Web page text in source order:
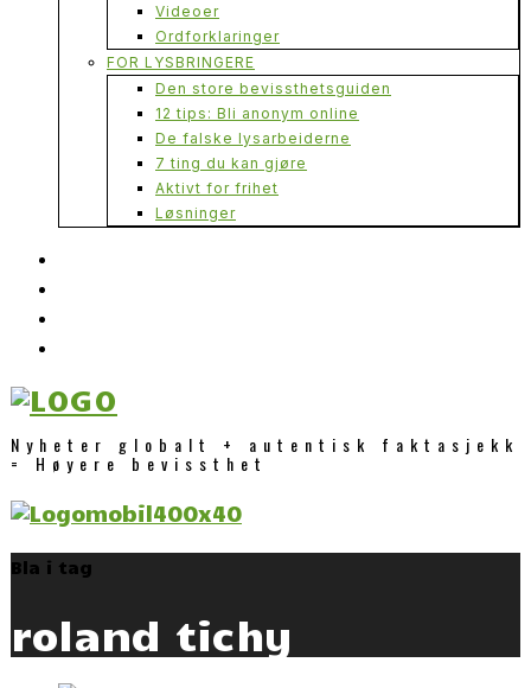
Videoer
Ordforklaringer
FOR LYSBRINGERE
Den store bevissthetsguiden
12 tips: Bli anonym online
De falske lysarbeiderne
7 ting du kan gjøre
Aktivt for frihet
Løsninger
Nyheter globalt + autentisk faktasjekk
= Høyere bevissthet
Bla i tag
roland tichy